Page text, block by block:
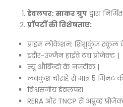
डेवलपर: साकर ग्रुपद्वारा निर्मित
प्रॉपर्टी की विशेषताए:
प्राइम लोकेशन: शिशुकुंज स्कूल
इंदौर-उज्जैन हाईवे टच प्रोजेक्ट |
न्यू और्बिन्दो के नजदीक |
लवकुश चौराहे से मात्र 5 मिनट
विश्वसनीय डेवलपर।
RERA और TNCP से अप्रूव्ड